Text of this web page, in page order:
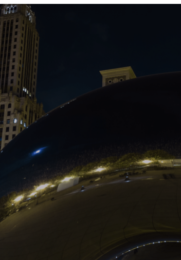
高服務效率，以應付不斷增長的人口，醫療產業正
從業人員的生產力及患者的治療結果。
慧醫療扮演著領頭羊的角色。
Healthcare 與 Nuance 兩大醫療領域解決方案提供
慧的處理實力用在醫學影像上。
哥舉行的北美放射學會（RSNA）年會的場合宣布
像裝置將導入NVIDIA人工智慧平台
的合作案，代表 GE Healthcare 在全球各地的
算平台。雙方將合作推出採用 NVIDIA 技術的嶄
兩倍。NVIDIA 的技術也將用在 GE Healthcare 的
設備建立、部署和運用深度學習演算法的速度。